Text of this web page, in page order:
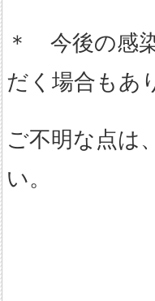
＊ 今後の感
だく場合もあ
ご不明な点は
い。